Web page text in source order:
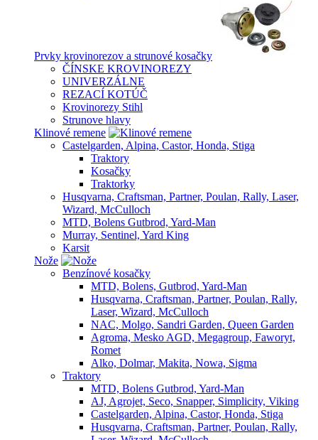
Prvky krovinorezov a strunové kosačky
ČÍNSKE KROVINOREZY
UNIVERZÁLNE
REZACÍ KOTÚČ
Krovinorezy Stihl
Strunove hlavy
Klinové remene
Castelgarden, Alpina, Castor, Honda, Stiga
Traktory
Kosačky
Traktorky
Husqvarna, Craftsman, Partner, Poulan, Rally, Laser,
Wizard, McCulloch
MTD, Bolens Gutbrod, Yard-Man
Murray, Sentinel, Yard King
Karsit
Nože
Benzínové kosačky
MTD, Bolens, Gutbrod, Yard-Man
Husqvarna, Craftsman, Partner, Poulan, Rally,
Laser, Wizard, McCulloch
NAC, Molgo, Sandri Garden, Queen Garden
Agroma, Mesko AGD, Megagroup, Faworyt,
Romet
Alko, Dolmar, Makita, Nowa, Sigma
Traktory
MTD, Bolens Gutbrod, Yard-Man
AJ, Agrojet, Seco, Snapper, Simplicity, Viking
Castelgarden, Alpina, Castor, Honda, Stiga
Husqvarna, Craftsman, Partner, Poulan, Rally,